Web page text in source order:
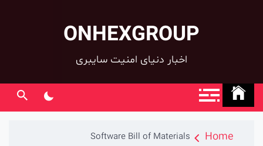
ONHEXGROUP
اخبار دنیای امنیت سایبری
Home
Software Bill of Materials